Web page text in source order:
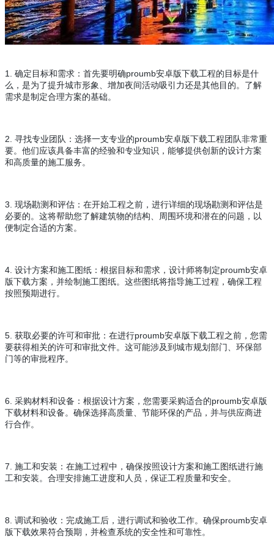
1. 确定目标和需求：首先要明确proumb安卓版下载工程的目标是什
么，是为了提升城市形象、增加夜间活动吸引力还是其他目的。了解
需求是制定合理方案的基础。
2. 寻找专业团队：选择一支专业的proumb安卓版下载工程团队非常重
要。他们应该具备丰富的经验和专业知识，能够提供创新的设计方案
和高质量的施工服务。
3. 现场勘测和评估：在开始工程之前，进行详细的现场勘测和评估是
必要的。这将帮助您了解建筑物的结构、周围环境和潜在的问题，以
便制定合适的方案。
4. 设计方案和施工图纸：根据目标和需求，设计师将制定proumb安卓
版下载方案，并绘制施工图纸。这些图纸将指导施工过程，确保工程
按照预期进行。
5. 获取必要的许可和审批：在进行proumb安卓版下载工程之前，您需
要获得相关的许可和审批文件。这可能涉及到城市规划部门、环保部
门等的审批程序。
6. 采购材料和设备：根据设计方案，您需要采购适合的proumb安卓版
下载材料和设备。确保选择高质量、节能环保的产品，并与供应商进
行合作。
7. 施工和安装：在施工过程中，确保按照设计方案和施工图纸进行施
工和安装。合理安排施工进度和人员，保证工程质量和安全。
8. 调试和验收：完成施工后，进行调试和验收工作。确保proumb安卓
版下载效果符合预期，并检查系统的安全性和可靠性。